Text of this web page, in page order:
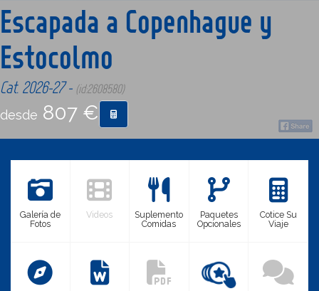
COMPRAR
Escapada a Copenhague y
Estocolmo
Cat. 2026-27 - (id:2608580)
desde 807 €
Galería de
Fotos
Videos
Suplemento
Comidas
Paquetes
Opcionales
Cotice Su
Viaje